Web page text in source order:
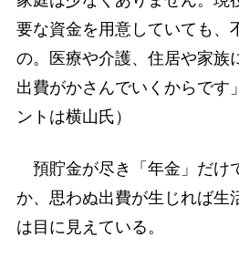
要な資金を用意していても、
の。医療や介護、住居や家族
出費がかさんでいくからで
ントは横山氏）
預貯金が尽き「年金」だけ
か、思わぬ出費が生じれば生
は目に見えている。